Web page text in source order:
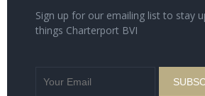
Sign up for our emailing list to stay
things Charterport BVI